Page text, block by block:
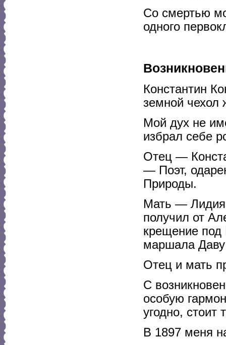
Со смертью
одного
Константин
земной чехол
Мой дух не
избрал себе
Отец —
— Поэт,
Природы.
Мать — Лидия
получил от
крещение под
маршала Даву
Отец и мать
С
особую
угодно, стоит
В 1897 меня